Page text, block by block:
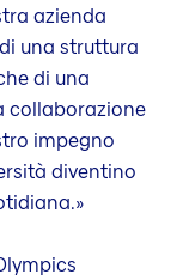
azienda
una struttura
di una
collaborazione
impegno
diventino